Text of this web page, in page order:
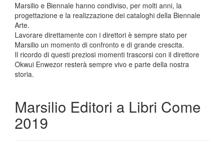
Marsilio e Biennale hanno condiviso, per molti anni, la
progettazione e la realizzazione dei cataloghi della Biennale
Arte.
Lavorare direttamente con i direttori è sempre stato per
Marsilio un momento di confronto e di grande crescita.
Il ricordo di questi preziosi momenti trascorsi con il direttore
Okwui Enwezor resterà sempre vivo e parte della nostra
storia.
Marsilio Editori a Libri Come
2019